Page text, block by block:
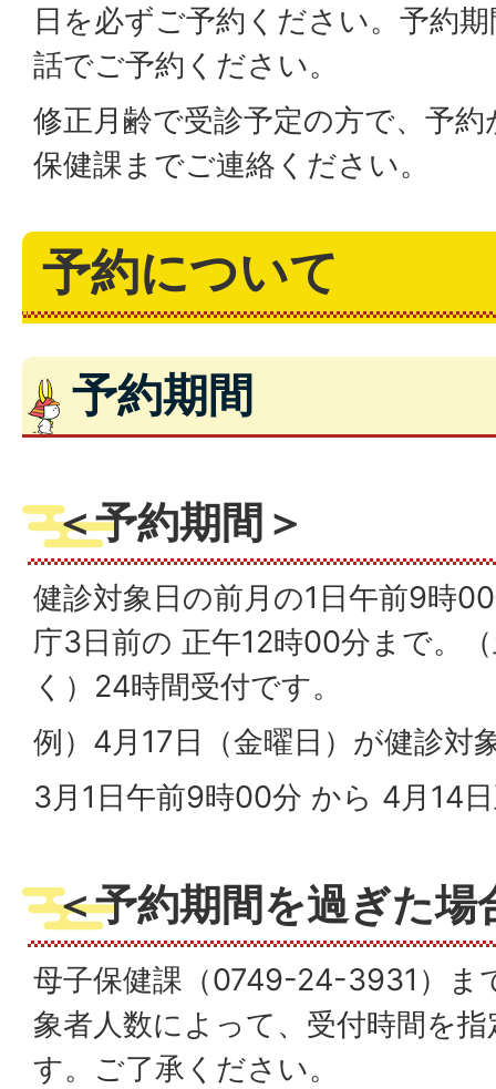
日を必ずご予約ください。予約
話でご予約ください。
修正月齢で受診予定の方で、予
保健課までご連絡ください。
予約について
予約期間
＜予約期間＞
健診対象日の前月の1日午前9時
庁3日前の 正午12時00分まで。
く）24時間受付です。
例）4月17日（金曜日）が健診対
3月1日午前9時00分 から 4月14
＜予約期間を過ぎた場
母子保健課（0749-24-3931）ま
象者人数によって、受付時間を
す。ご了承ください。